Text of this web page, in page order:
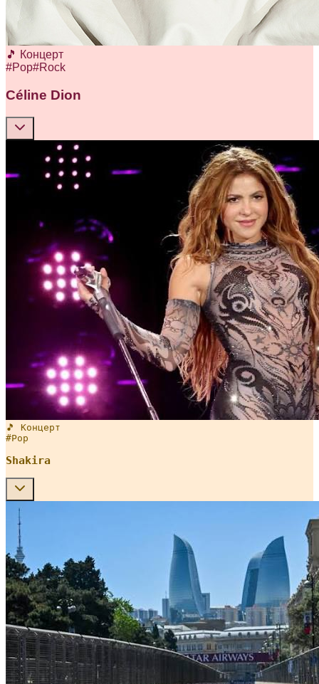
🎵 Концерт
#Pop#Rock
Céline Dion
🎵 Концерт
#Pop
Shakira